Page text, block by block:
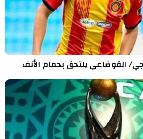
القوضاعي يلتحق بحمام الأنف